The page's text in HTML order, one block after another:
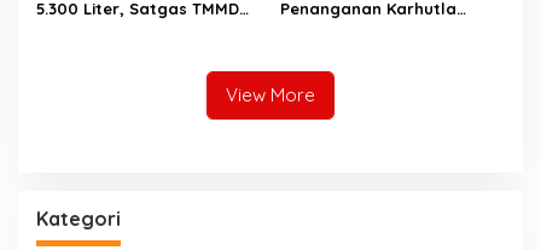
5.300 Liter, Satgas TMMD
Penanganan Karhutla
View More
Kategori